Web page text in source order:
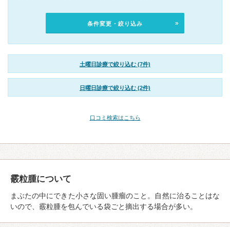
条件変更・絞り込み
土曜日診療で絞り込む (7件)
日曜日診療で絞り込む (2件)
口コミ検索はこちら
霰粒腫について
まぶたの中にできた小さな固い腫瘤のこと。自然に治ることはな
いので、霰粒腫を包んでいる袋ごと摘出する場合が多い。